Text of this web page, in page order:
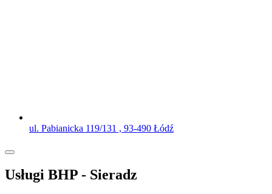
ul. Pabianicka 119/131 , 93-490 Łódź
Usługi BHP - Sieradz